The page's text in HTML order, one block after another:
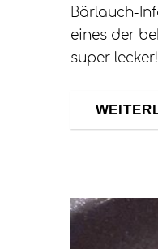
Bärlauch-
eines der
super